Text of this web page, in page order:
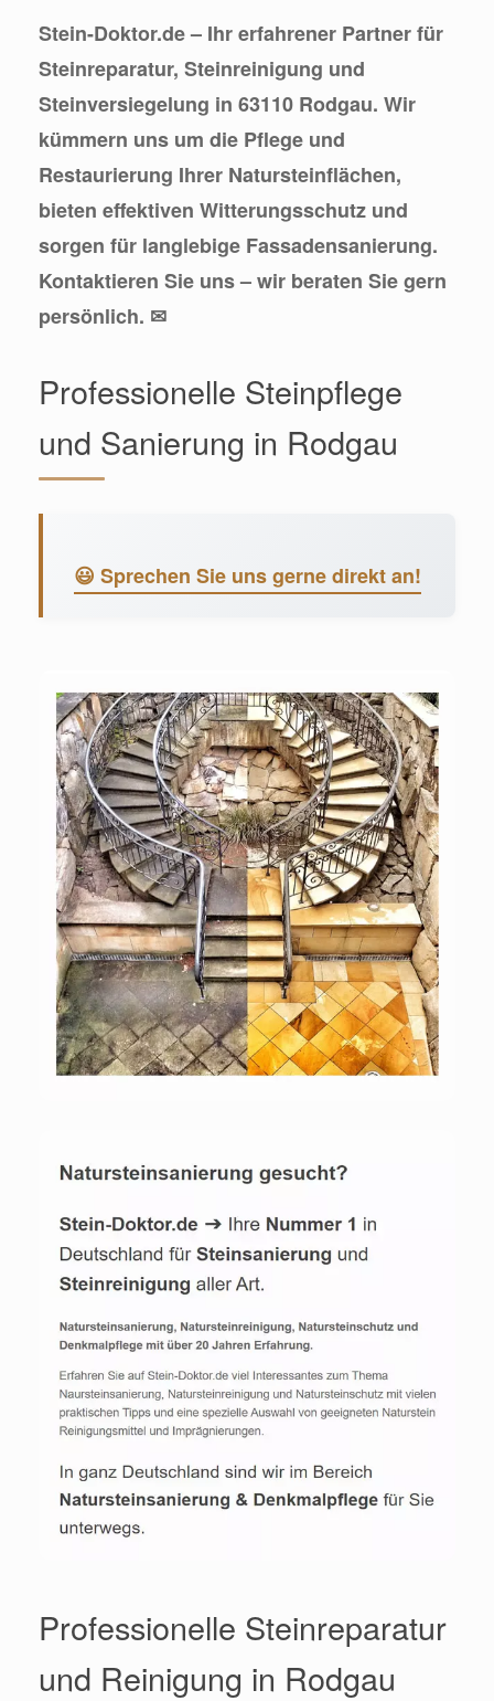
Stein-Doktor.de – Ihr erfahrener Partner für
Steinreparatur, Steinreinigung und
Steinversiegelung in 63110 Rodgau. Wir
kümmern uns um die Pflege und
Restaurierung Ihrer Natursteinflächen,
bieten effektiven Witterungsschutz und
sorgen für langlebige Fassadensanierung.
Kontaktieren Sie uns – wir beraten Sie gern
persönlich. ✉
Professionelle Steinpflege
und Sanierung in Rodgau
😃 Sprechen Sie uns gerne direkt an!
Professionelle Steinreparatur
und Reinigung in Rodgau